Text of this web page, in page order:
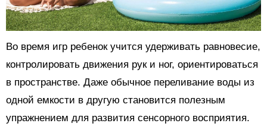
Во время игр ребенок учится удерживать равновесие,
контролировать движения рук и ног, ориентироваться
в пространстве. Даже обычное переливание воды из
одной емкости в другую становится полезным
упражнением для развития сенсорного восприятия.